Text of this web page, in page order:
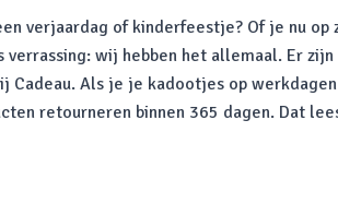
verjaardag of kinderfeestje? Of je nu
wij hebben het allemaal. Er
Cadeau. Als je je kadootjes op
retourneren binnen 365 dagen. Dat